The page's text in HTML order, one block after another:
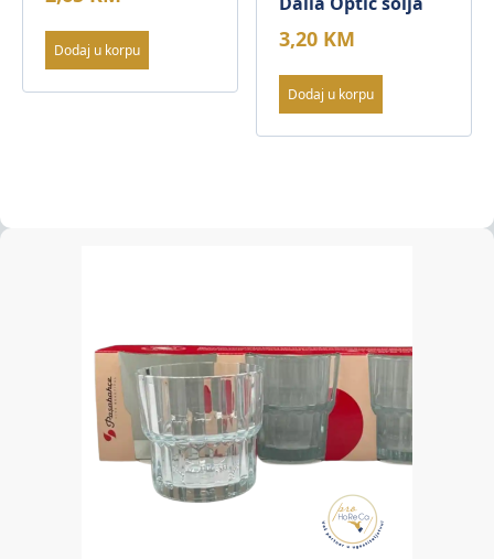
Dodaj u korpu 3,20 KM
Dodaj u korpu